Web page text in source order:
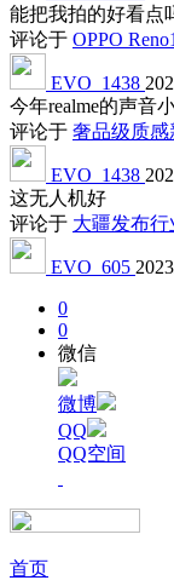
能把我拍的好看点
评论于 OPPO
EVO_1438
今年realme的声音
评论于 奢品级质感
EVO_1438
这无人机好
评论于 大疆发布
EVO_605
0
0
微信
微博
QQ
QQ空间
首页